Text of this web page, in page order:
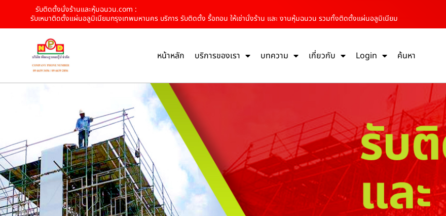
รับติดตั้งนั่งร้านและหุ้มฉนวน.com :
รับเหมาติดตั้งแผ่นอลูมิเนียมกรุงเทพมหานคร บริการ รับติดตั้ง รื้อถอน ให้เช่านั่งร้าน และ งานหุ้มฉนวน รวมทั้งติดตั้งแผ่นอลูมิเนียม
หน้าหลัก บริการของเรา บทความ เกี่ยวกับ Login ค้นหา